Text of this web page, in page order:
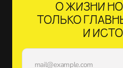
О ЖИЗНИ
ТОЛЬКО
И